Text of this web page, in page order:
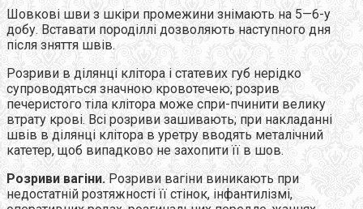
Шовкові шви з шкіри промежини знімають на 5—6-у
добу. Вставати породіллі дозволяють наступного дня
після зняття швів.
Розриви в ділянці клітора і статевих губ нерідко
супроводяться значною кровотечею; розрив
печеристого тіла клітора може спри-пчинити велику
втрату крові. Всі розриви зашивають; при накладанні
швів в ділянці клітора в уретру вводять металічний
катетер, щоб випадково не захопити її в шов.
Розриви вагіни. Розриви вагіни виникають при
недостатній розтяжності її стінок, інфантилізмі,